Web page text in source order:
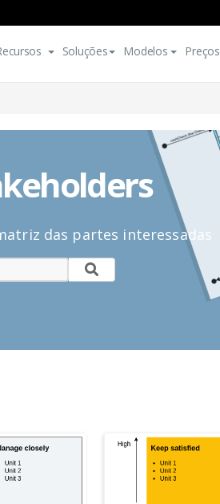
Soluções Modelos Preços
das partes interessadas